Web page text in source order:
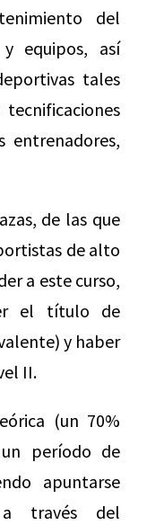
del
equipos, así
tales
entrenadores,
de las que
de alto
a este curso,
el título de
y haber
II.
(un 70%
período de
apuntarse
través del